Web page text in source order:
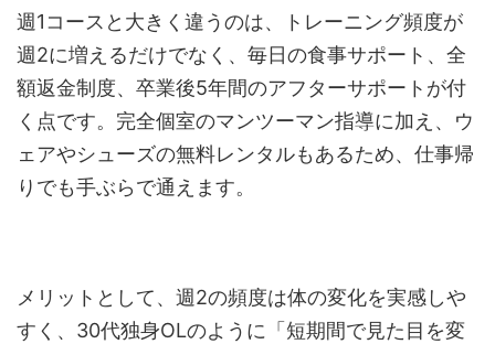
週1コースと大きく違うのは、トレーニング頻度が
週2に増えるだけでなく、毎日の食事サポート、全
額返金制度、卒業後5年間のアフターサポートが付
く点です。完全個室のマンツーマン指導に加え、ウ
ェアやシューズの無料レンタルもあるため、仕事帰
りでも手ぶらで通えます。
メリットとして、週2の頻度は体の変化を実感しや
すく、30代独身OLのように「短期間で見た目を変